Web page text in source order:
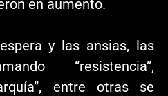
en aumento.
y las ansias, las
“resistencia”,
entre otras se